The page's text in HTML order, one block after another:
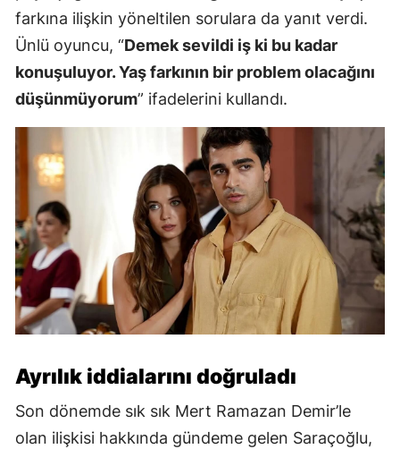
farkına ilişkin yöneltilen sorulara da yanıt verdi.
Ünlü oyuncu, “Demek sevildi iş ki bu kadar
konuşuluyor. Yaş farkının bir problem olacağını
düşünmüyorum” ifadelerini kullandı.
Ayrılık iddialarını doğruladı
Son dönemde sık sık Mert Ramazan Demir’le
olan ilişkisi hakkında gündeme gelen Saraçoğlu,